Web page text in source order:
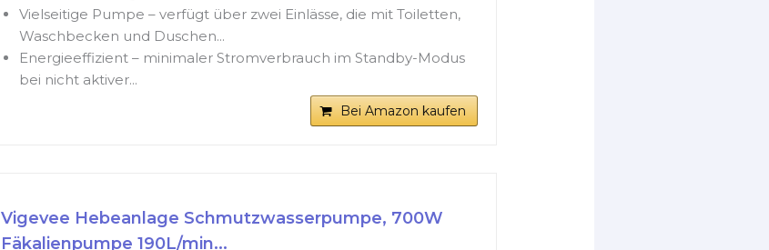
Vielseitige Pumpe – verfügt über zwei Einlässe, die mit Toiletten,
Waschbecken und Duschen...
Energieeffizient – ​​minimaler Stromverbrauch im Standby-Modus
bei nicht aktiver...
Bei Amazon kaufen
Vigevee Hebeanlage Schmutzwasserpumpe, 700W
Fäkalienpumpe 190L/min...